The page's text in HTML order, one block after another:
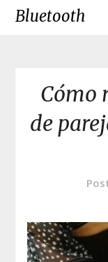
SkipBluetooth
Cómo
de